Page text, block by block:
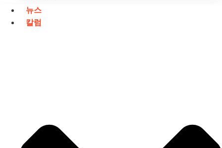
뉴스
칼럼